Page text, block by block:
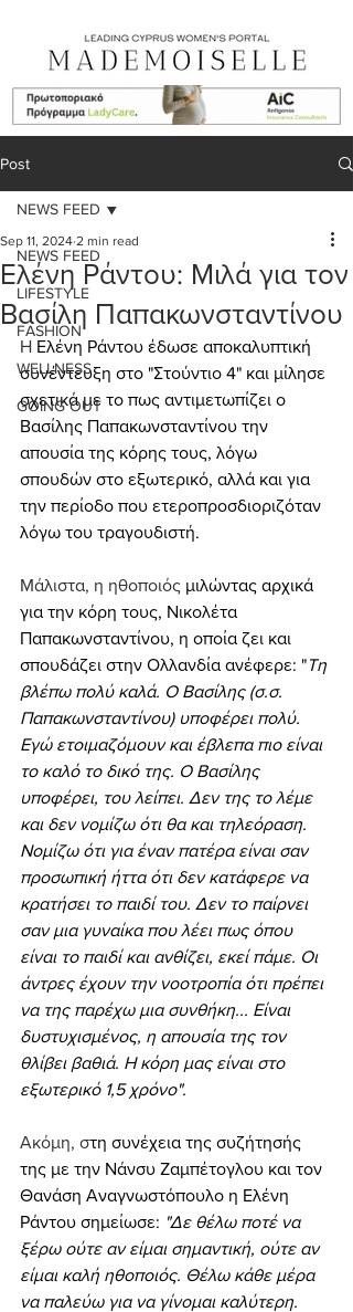
Post
NEWS FEED
LIFESTYLE
FASHION
WELLNESS
GOING OUT
NEWS FEED
Ελένη Ράντου: Μιλά για τον
Βασίλη Παπακωνσταντίνου
Sep 11, 2024 2 min read
Η Ελένη Ράντου έδωσε αποκαλυπτική
συνέντευξη στο "Στούντιο 4" και μίλησε
σχετικά με το πως αντιμετωπίζει ο
Βασίλης Παπακωνσταντίνου την
απουσία της κόρης τους, λόγω
σπουδών στο εξωτερικό, αλλά και για
την περίοδο που ετεροπροσδιοριζόταν
λόγω του τραγουδιστή.
Μάλιστα, η ηθοποιός μιλώντας αρχικά
για την κόρη τους, Νικολέτα
Παπακωνσταντίνου, η οποία ζει και
σπουδάζει στην Ολλανδία ανέφερε: "Τη
βλέπω πολύ καλά. Ο Βασίλης (σ.σ.
Παπακωνσταντίνου) υποφέρει πολύ.
Εγώ ετοιμαζόμουν και έβλεπα πιο είναι
το καλό το δικό της. Ο Βασίλης
υποφέρει, του λείπει. Δεν της το λέμε
και δεν νομίζω ότι θα και τηλεόραση.
Νομίζω ότι για έναν πατέρα είναι σαν
προσωπική ήττα ότι δεν κατάφερε να
κρατήσει το παιδί του. Δεν το παίρνει
σαν μια γυναίκα που λέει πως όπου
είναι το παιδί και ανθίζει, εκεί πάμε. Οι
άντρες έχουν την νοοτροπία ότι πρέπει
να της παρέχω μια συνθήκη... Είναι
δυστυχισμένος, η απουσία της τον
θλίβει βαθιά. Η κόρη μας είναι στο
εξωτερικό 1,5 χρόνο".
Ακόμη, στη συνέχεια της συζήτησής
της με την Νάνσυ Ζαμπέτογλου και τον
Θανάση Αναγνωστόπουλο η Ελένη
Ράντου σημείωσε: "Δε θέλω ποτέ να
ξέρω ούτε αν είμαι σημαντική, ούτε αν
είμαι καλή ηθοποιός. Θέλω κάθε μέρα
να παλεύω για να γίνομαι καλύτερη.